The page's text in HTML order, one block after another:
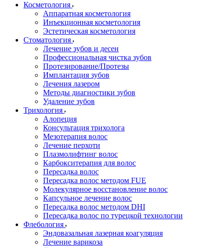
Косметология
Аппаратная косметология
Инъекционная косметология
Эстетическая косметология
Стоматология
Лечение зубов и десен
Профессиональная чистка зубов
Протезирование/Протезы
Имплантация зубов
Лечения лазером
Методы диагностики зубов
Удаление зубов
Трихология
Алопеция
Консультация трихолога
Мезотерапия волос
Лечение перхоти
Плазмолифтинг волос
Карбокситерапия для волос
Пересадка волос
Пересадка волос методом FUE
Молекулярное восстановление волос
Капсульное лечение волос
Пересадка волос методом DHI
Пересадка волос по турецкой технологии
Флебология
Эндовазальная лазерная коагуляция
Лечение варикоза